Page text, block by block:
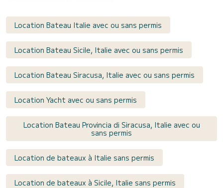
Location Bateau Italie avec ou sans permis
Location Bateau Sicile, Italie avec ou sans permis
Location Bateau Siracusa, Italie avec ou sans permis
Location Yacht avec ou sans permis
Location Bateau Provincia di Siracusa, Italie avec ou
sans permis
Location de bateaux à Italie sans permis
Location de bateaux à Sicile, Italie sans permis